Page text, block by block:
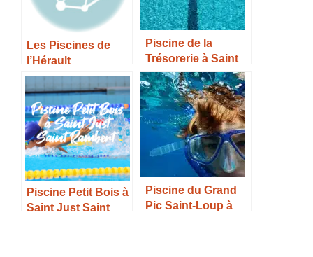
Les Piscines de
l’Hérault
Piscine de la
Trésorerie à Saint
Pryvé Saint Mesmin
– Horaires, Tarifs et
Infos –
Piscine Petit Bois à
Saint Just Saint
Piscine du Grand
Pic Saint-Loup à